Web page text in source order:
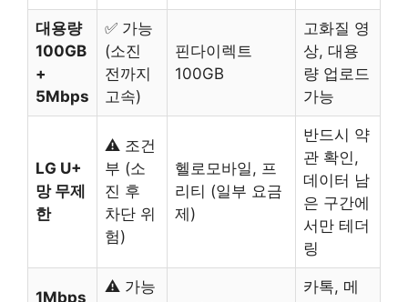
대용량
100GB
+
5Mbps
✅ 가능
(소진
전까지
고속)
핀다이렉트
100GB
고화질 영
상, 대용
량 업로드
가능
LG U+
망 무제
한
⚠️ 조건
부 (소
진 후
차단 위
험)
헬로모바일, 프
리티 (일부 요금
제)
반드시 약
관 확인,
데이터 남
은 구간에
서만 테더
링
1Mbps
⚠️ 가능
카톡, 메